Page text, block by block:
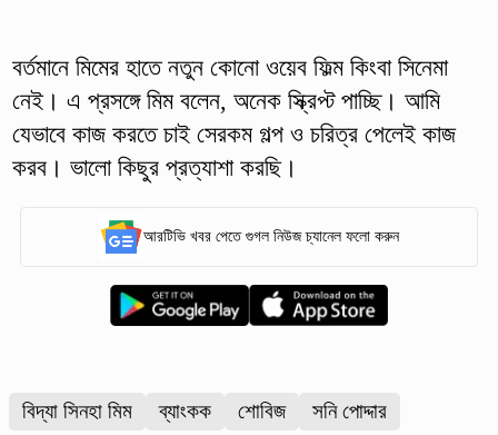
বর্তমানে মিমের হাতে নতুন কোনো ওয়েব ফিল্ম কিংবা সিনেমা
নেই। এ প্রসঙ্গে মিম বলেন, অনেক স্ক্রিপ্ট পাচ্ছি। আমি
যেভাবে কাজ করতে চাই সেরকম গল্প ও চরিত্র পেলেই কাজ
করব। ভালো কিছুর প্রত্যাশা করছি।
আরটিভি খবর পেতে গুগল নিউজ চ্যানেল ফলো করুন
বিদ্যা সিনহা মিম ব্যাংকক শোবিজ সনি পোদ্দার